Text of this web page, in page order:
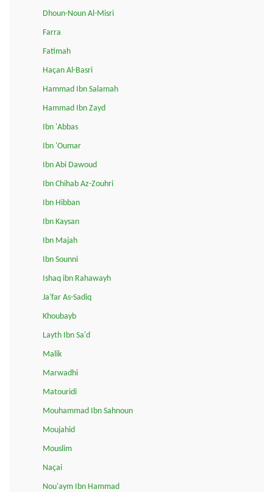
Dhoun-Noun Al-Misri
Farra
Fatimah
Haçan Al-Basri
Hammad Ibn Salamah
Hammad Ibn Zayd
Ibn 'Abbas
Ibn 'Oumar
Ibn Abi Dawoud
Ibn Chihab Az-Zouhri
Ibn Hibban
Ibn Kaysan
Ibn Majah
Ibn Sounni
Ishaq ibn Rahawayh
Ja'far As-Sadiq
Khoubayb
Layth Ibn Sa'd
Malik
Marwadhi
Matouridi
Mouhammad Ibn Sahnoun
Moujahid
Mouslim
Naçai
Nou'aym Ibn Hammad